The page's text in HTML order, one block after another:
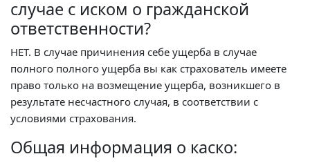
случае с иском о гражданской
ответственности?
НЕТ. В случае причинения себе ущерба в случае
полного полного ущерба вы как страхователь имеете
право только на возмещение ущерба, возникшего в
результате несчастного случая, в соответствии с
условиями страхования.
Общая информация о каско: